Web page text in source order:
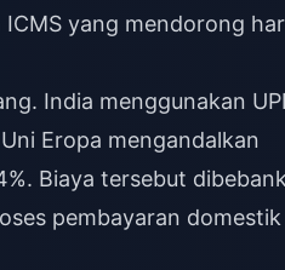
yang mendorong
India menggunakan
Eropa mengandalkan
Biaya tersebut
pembayaran